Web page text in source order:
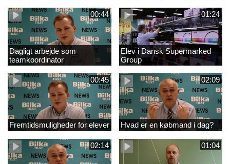
00:44
Dagligt arbejde som
teamkoordinator
01:24
Elev i Dansk Supermarked
Group
00:45
Fremtidsmuligheder for elever
02:09
Hvad er en købmand i dag?
02:14 01:04